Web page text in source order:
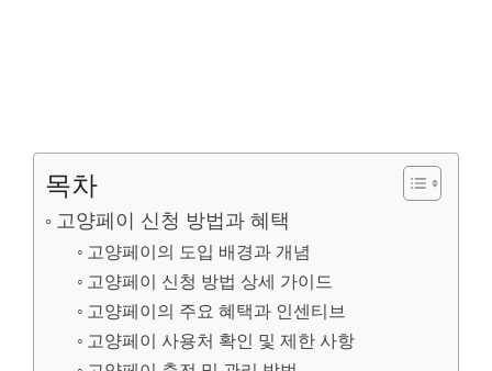
목차
고양페이 신청 방법과 혜택
고양페이의 도입 배경과 개념
고양페이 신청 방법 상세 가이드
고양페이의 주요 혜택과 인센티브
고양페이 사용처 확인 및 제한 사항